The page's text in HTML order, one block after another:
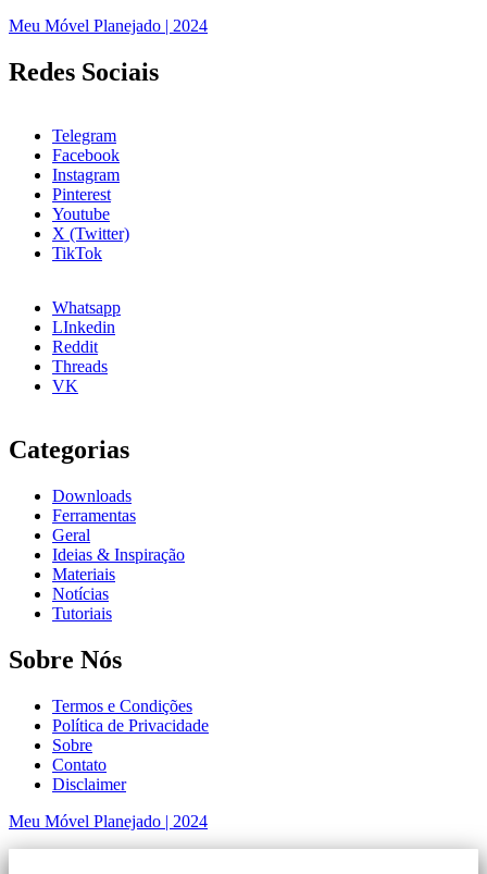
Meu Móvel Planejado | 2024
Redes Sociais
Telegram
Facebook
Instagram
Pinterest
Youtube
X (Twitter)
TikTok
Whatsapp
LInkedin
Reddit
Threads
VK
Categorias
Downloads
Ferramentas
Geral
Ideias & Inspiração
Materiais
Notícias
Tutoriais
Sobre Nós
Termos e Condições
Política de Privacidade
Sobre
Contato
Disclaimer
Meu Móvel Planejado | 2024